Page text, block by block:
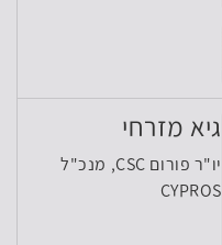
גיא מזרחי
יו"ר פורום CSC, מנכ"ל
CYPROS